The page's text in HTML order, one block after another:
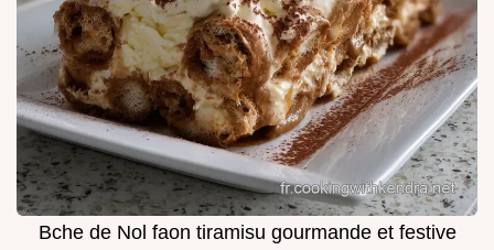
Bche de Nol faon tiramisu gourmande et festive